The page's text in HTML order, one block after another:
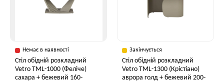
Немає в наявності
Стіл обідній розкладний
Vetro ТМL-1000 (Феліче)
сахара + бежевий 160-
Закінчується
Стіл обідній розкладний
Vetro TML-1300 (Крістіано)
аврора голд + бежевий 200-